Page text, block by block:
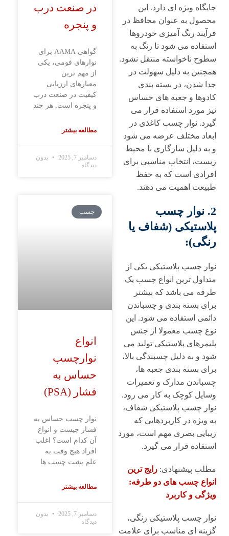
جایگاه ویژه ای دارد. این
محصول به عنوان محافظ در
فرآیند رنگ آمیزی خودروها
استفاده می شود تا رنگ به
سطوح ناخواسته منتقل نشود.
همچنین به دلیل سهولت در
جدا شدن، در بسته بندی
کادوها و جعبه های حساس
نیز مورد استفاده قرار می
گیرد. نوار چسب کاغذی در
ابعاد مختلف عرضه می شود
و به دلیل سازگاری با محیط
زیست، انتخاب مناسبی برای
افرادی است که به حفظ
طبیعت اهمیت می دهند.
2. نوار چسب
پلاستیکی (شفاف یا
رنگی):
نوار چسب پلاستیکی یکی از
متداول ترین انواع چسب یک
طرفه می باشد که بیشتر
برای بسته بندی و چسباندن
دائمی استفاده می شود. این
نوع چسب معمولا از جنس
پلیمرهای پلاستیکی تولید می
شود و به دلیل چسبندگی بالا،
برای بسته بندی جعبه ها،
چسباندن مدارک و تعمیرات
وسایل کوچک به کار می رود.
نوار چسب پلاستیکی شفاف،
به ویژه در کاربردهایی که
زیبایی بصری مهم است، مورد
استفاده قرار می گیرد.
مطلب پیشنهادی: رایج ترین
انواع چسب های دو طرفه:
ویژگی و کاربرد
نوار چسب پلاستیکی رنگی،
گزینه ای مناسب برای علامت
در صنعت درب
و پنجره
گواهی AAMA برای
نوارهای فومی، یکی
از مهم ‌ترین
معیارهای ارزیابی
کیفیت در صنعت درب
و پنجره است. هر چند
مطالعه بیشتر
دسامبر 7, 2025
بدون
دیدگاه
چسب
انواع
نوارچسب
حساس به
فشار (PSA)
نوار چسب حساس به
فشار چیست و انواع
آن کدام است؟ اغلب
افراد هیچ وقت به
علم پشت چسب ها
مطالعه بیشتر
دسامبر 7, 2025
بدون
دیدگاه